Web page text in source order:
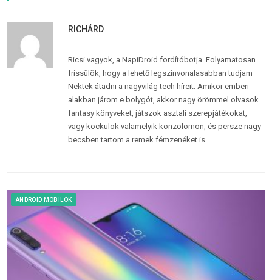
RICHÁRD
Ricsi vagyok, a NapiDroid fordítóbotja. Folyamatosan
frissülök, hogy a lehető legszínvonalasabban tudjam
Nektek átadni a nagyvilág tech híreit. Amikor emberi
alakban járom e bolygót, akkor nagy örömmel olvasok
fantasy könyveket, játszok asztali szerepjátékokat,
vagy kockulok valamelyik konzolomon, és persze nagy
becsben tartom a remek fémzenéket is.
ANDROID MOBILOK